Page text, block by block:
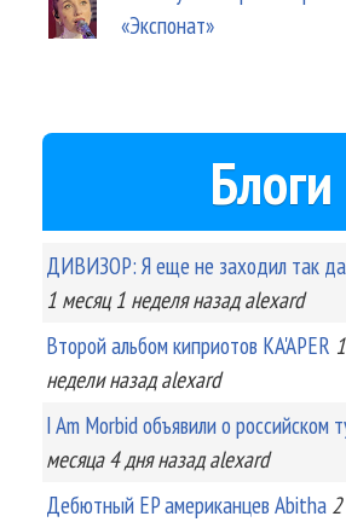
«Экспонат»
Блоги
ДИВИЗОР: Я еще не заходил так
1 месяц 1 неделяназад alexard
Второй альбом киприотов KA'APER
неделиназад alexard
I Am Morbid объявили о российском
месяца 4 дняназад alexard
Дебютный EP американцев Abitha